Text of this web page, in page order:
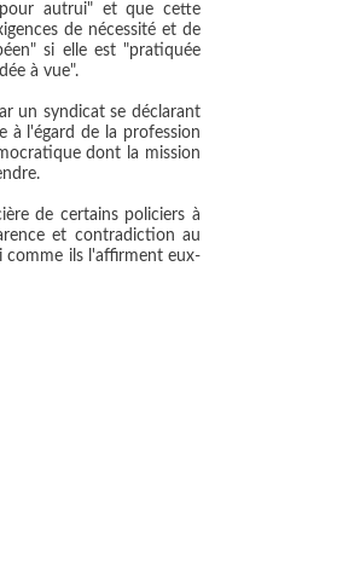
pour autrui" et que cette
de nécessité et de
si elle est "pratiquée
à vue".
un syndicat se déclarant
à l'égard de la profession
dont la mission
de certains policiers à
et contradiction au
comme ils l'affirment eux-